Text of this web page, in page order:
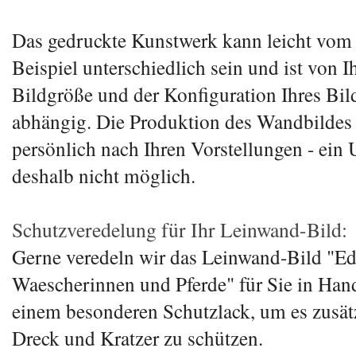
Das gedruckte Kunstwerk kann leicht
Beispiel unterschiedlich sein und ist von
Bildgröße und der Konfiguration Ihres
abhängig. Die Produktion des
persönlich nach Ihren Vorstellungen - ein
deshalb nicht möglich.
Schutzveredelung für Ihr Leinwand-Bild:
Gerne veredeln wir das Leinwand-Bild
Waescherinnen und Pferde" für Sie in
einem besonderen Schutzlack, um es
Dreck und Kratzer zu schützen.